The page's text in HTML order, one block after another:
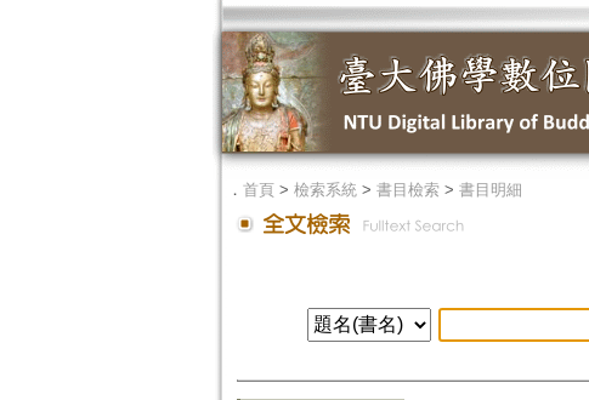
． 首頁> 檢索系統> 書目檢索> 書目明細